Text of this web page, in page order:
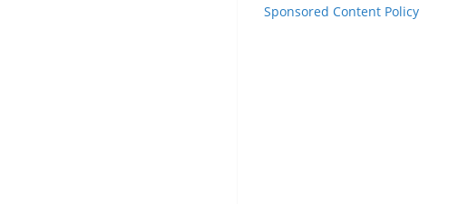
Sponsored Content Policy